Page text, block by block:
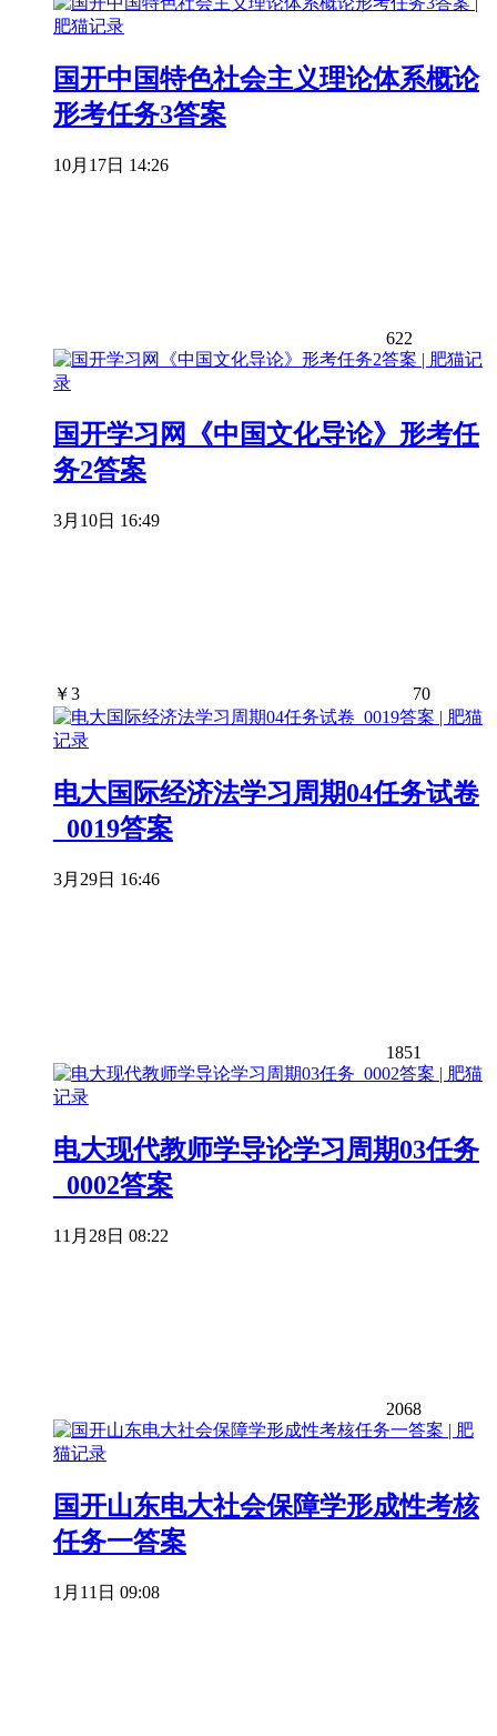
国开中国特色社会主义理论体系概论
形考任务3答案
10月17日 14:26
622
国开学习网《中国文化导论》形考任
务2答案
3月10日 16:49
￥3 70
电大国际经济法学习周期04任务试卷
_0019答案
3月29日 16:46
1851
电大现代教师学导论学习周期03任务
_0002答案
11月28日 08:22
2068
国开山东电大社会保障学形成性考核
任务一答案
1月11日 09:08